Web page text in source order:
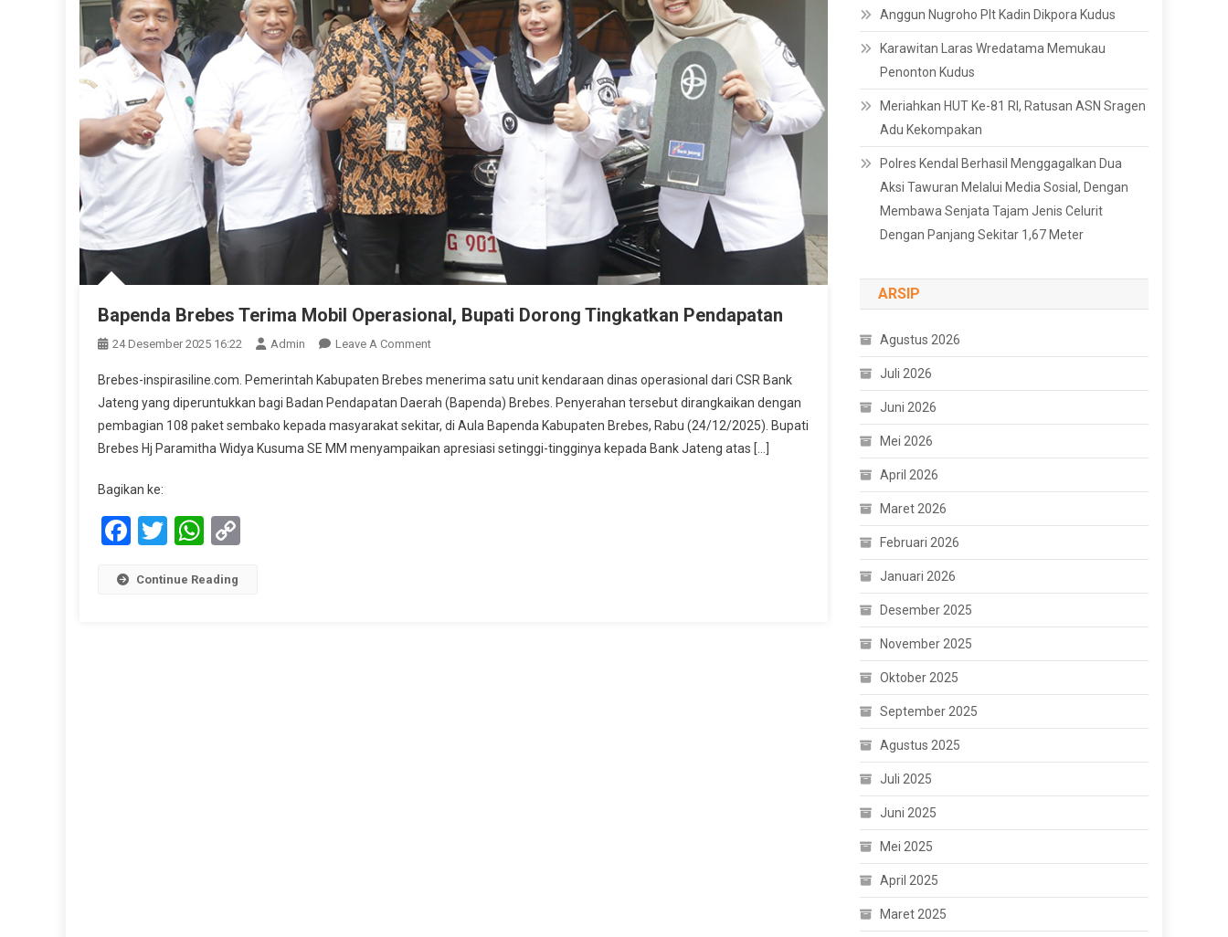
Bapenda Brebes Terima Mobil Operasional, Bupati Dorong Tingkatkan Pendapatan
24 Desember 2025 16:22 Admin Leave A CommentOn
Brebes
Terima
Mobil
Operasional,
Brebes-inspirasiline.com. Pemerintah Kabupaten Brebes menerima satu unit kendaraan dinas operasional dari CSR Bank
Jateng yang diperuntukkan bagi Badan Pendapatan Daerah (Bapenda) Brebes. Penyerahan tersebut dirangkaikan dengan
pembagian 108 paket sembako kepada masyarakat sekitar, di Aula Bapenda Kabupaten Brebes, Rabu (24/12/2025). Bupati
Brebes Hj Paramitha Widya Kusuma SE MM menyampaikan apresiasi setinggi-tingginya kepada Bank Jateng atas […]
Bagikan ke:
Facebook
TwitterWhatsApp
Continue Reading
Anggun Nugroho Plt Kadin Dikpora Kudus
Karawitan Laras Wredatama Memukau
Penonton Kudus
Meriahkan HUT Ke-81 RI, Ratusan ASN Sragen
Adu Kekompakan
Polres Kendal Berhasil Menggagalkan Dua
Aksi Tawuran Melalui Media Sosial, Dengan
Membawa Senjata Tajam Jenis Celurit
Dengan Panjang Sekitar 1,67 Meter
ARSIP
Agustus 2026
Juli 2026
Juni 2026
Mei 2026
April 2026
Maret 2026
Februari 2026
Januari 2026
Desember 2025
November 2025
Oktober 2025
September 2025
Agustus 2025
Juli 2025
Juni 2025
Mei 2025
April 2025
Maret 2025